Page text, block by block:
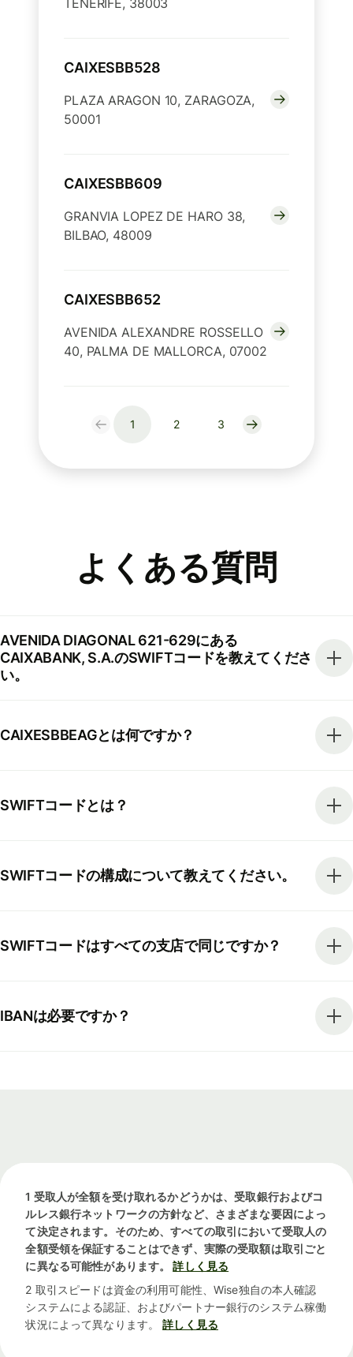
TENERIFE, 38003
CAIXESBB528
PLAZA ARAGON 10, ZARAGOZA,
50001
CAIXESBB609
GRANVIA LOPEZ DE HARO 38,
BILBAO, 48009
CAIXESBB652
AVENIDA ALEXANDRE ROSSELLO
40, PALMA DE MALLORCA, 07002
1 2 3
よくある質問
AVENIDA DIAGONAL 621-629にある
CAIXABANK, S.A.のSWIFTコードを教えてくださ
い。
CAIXESBBEAGとは何ですか？
SWIFTコードとは？
SWIFTコードの構成について教えてください。
SWIFTコードはすべての支店で同じですか？
IBANは必要ですか？
1 受取人が全額を受け取れるかどうかは、受取銀行およびコ
ルレス銀行ネットワークの方針など、さまざまな要因によっ
て決定されます。そのため、すべての取引において受取人の
全額受領を保証することはできず、実際の受取額は取引ごと
に異なる可能性があります。
詳しく見る
2 取引スピードは資金の利用可能性、Wise独自の本人確認
システムによる認証、およびパートナー銀行のシステム稼働
状況によって異なります。
詳しく見る